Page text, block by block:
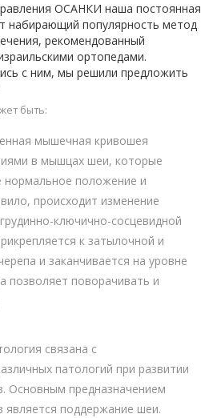
ОСАНКИ наша постоянная
набирающий популярность метод
рекомендованный
ортопедами.
с ним, мы решили предложить
быть:
мышечная кривошея
в мышцах шеи, которые
нормальное положение и
происходит изменение
ключично-сосцевидной
к затылочной и
и заканчивается на уровне
позволяет поворачивать и
связана с
патологий при развитии
Основным предназначением
является поддержание шеи.